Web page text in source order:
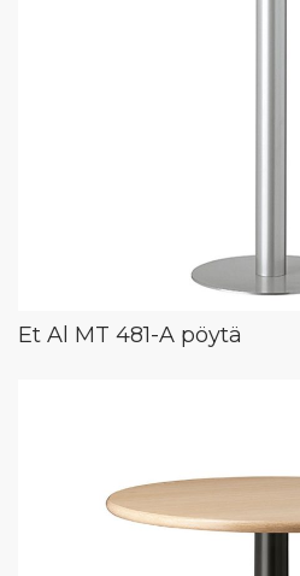
Et Al MT 481-A pöytä